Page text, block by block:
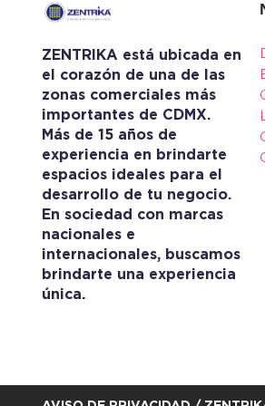
ZENTRIKA está ubicada en
el corazón de una de las
zonas comerciales más
importantes de CDMX.
Más de 15 años de
experiencia en brindarte
espacios ideales para el
desarrollo de tu negocio.
En sociedad con marcas
nacionales e
internacionales, buscamos
brindarte una experiencia
única.